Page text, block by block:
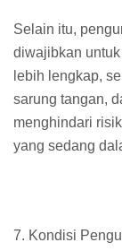
Selain itu,
diwajibkan
lebih lengkap,
sarung tangan,
menghindari
yang sedang
7. Kondisi